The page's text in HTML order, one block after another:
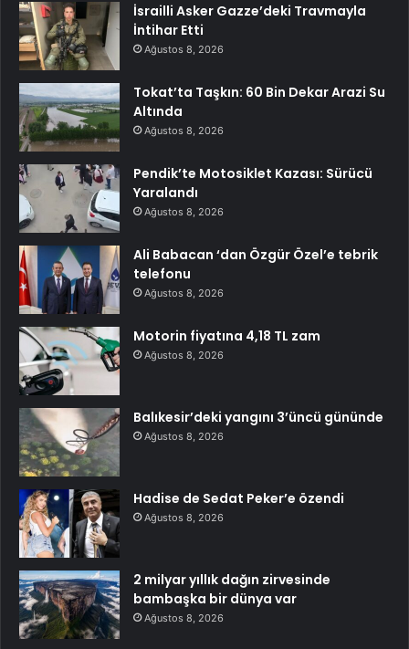
İsrailli Asker Gazze’deki Travmayla
İntihar Etti
Ağustos 8, 2026
Tokat’ta Taşkın: 60 Bin Dekar Arazi Su
Altında
Ağustos 8, 2026
Pendik’te Motosiklet Kazası: Sürücü
Yaralandı
Ağustos 8, 2026
Ali Babacan ‘dan Özgür Özel’e tebrik
telefonu
Ağustos 8, 2026
Motorin fiyatına 4,18 TL zam
Ağustos 8, 2026
Balıkesir’deki yangını 3’üncü gününde
Ağustos 8, 2026
Hadise de Sedat Peker’e özendi
Ağustos 8, 2026
2 milyar yıllık dağın zirvesinde
bambaşka bir dünya var
Ağustos 8, 2026